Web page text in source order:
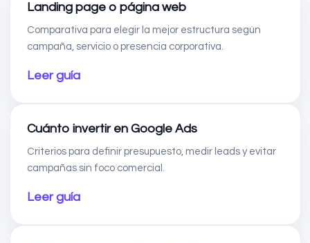
Landing page o página web
Comparativa para elegir la mejor estructura según
campaña, servicio o presencia corporativa.
Leer guía
Cuánto invertir en Google Ads
Criterios para definir presupuesto, medir leads y evitar
campañas sin foco comercial.
Leer guía